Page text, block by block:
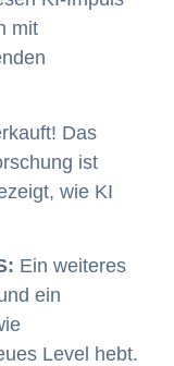
mit
Das
ist
wie KI
Ein weiteres
ein
Level hebt.